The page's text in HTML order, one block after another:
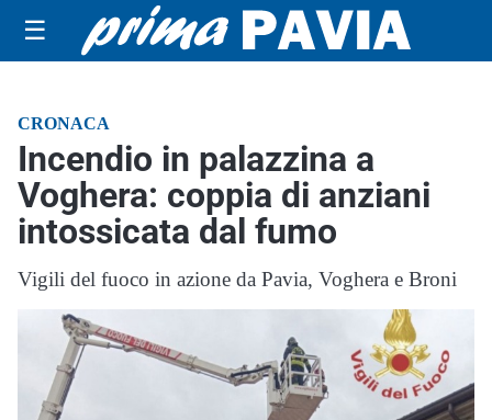
☰
CRONACA
Incendio in palazzina a
Voghera: coppia di anziani
intossicata dal fumo
Vigili del fuoco in azione da Pavia, Voghera e Broni